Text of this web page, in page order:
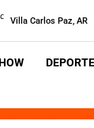
C Villa Carlos Paz, AR